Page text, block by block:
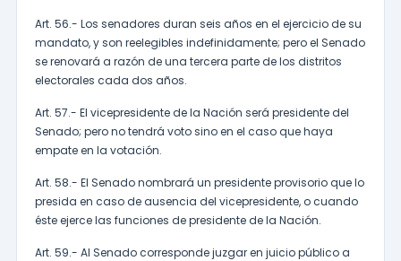
Art. 56.- Los senadores duran seis años en el ejercicio de su
mandato, y son reelegibles indefinidamente; pero el Senado
se renovará a razón de una tercera parte de los distritos
electorales cada dos años.
Art. 57.- El vicepresidente de la Nación será presidente del
Senado; pero no tendrá voto sino en el caso que haya
empate en la votación.
Art. 58.- El Senado nombrará un presidente provisorio que lo
presida en caso de ausencia del vicepresidente, o cuando
éste ejerce las funciones de presidente de la Nación.
Art. 59.- Al Senado corresponde juzgar en juicio público a